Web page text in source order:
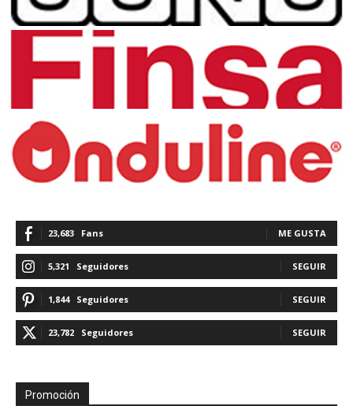
23,683 Fans ME GUSTA
5,321 Seguidores SEGUIR
1,844 Seguidores SEGUIR
23,782 Seguidores SEGUIR
Promoción